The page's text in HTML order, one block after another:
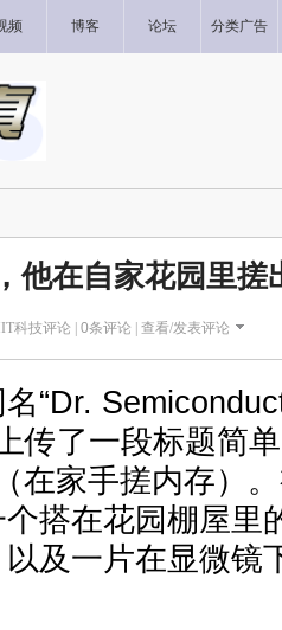
频 博客 论坛 分类广告
他在自家花园里
科技评论 | 0条评论 | 查看/发表评论
传了一段标题简
在家手搓内存）
搭在花园棚屋里
及一片在显微镜